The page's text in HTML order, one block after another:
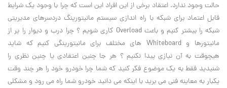
حالت وجود ندارد. اعتقاد برخی از این افراد این است که چرا با وجود یک شرایط
قابل اعتماد برای شبکه با راه اندازی سیستم مانیتورینگ دردسرهای مدیریتی
شبکه را بیشتر کنیم و باعث Overload کاری شویم ؟ چرا درب و دیوار را پر از
مانیتورها و Whiteboard های مختلف برای مانیتورینگی کنیم که شاید
هیچوقت به آن نیازی پیدا نکنیم ؟ هر جا چنین اعتقادی یا چنین نظری را
شنیدید فقط به یک موضوع فکر کنید که شما چرا خودرو خود را هر چند وقت
یکبار به معاینه فنی می برید با اینکه می دانید خودرو شما راه می رود و مشکلی